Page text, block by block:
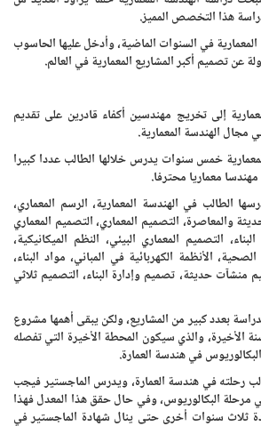
هذا التخصص المميز.
في السنوات الماضية، وأدخل عليها الحاسوب
تصميم أكبر المشاريع المعمارية في العالم.
إلى تخريج مهندسين أكفاء قادرين على تقديم
الهندسة المعمارية.
خمس سنوات يدرس خلالها الطالب عددا كبيرا
معماريا محترفا.
الطالب في الهندسة المعمارية، الرسم المعماري،
والمعاصرة، التصميم المعماري، التصميم المعماري
التصميم المعماري البيئي، النظم الميكانيكية،
الأنظمة الكهربائية في المباني، مواد البناء،
منشآت حديثة، تصميم وإدارة البناء، التصميم ثلاثي
بعدد كبير من المشاريع، ولكن يبقى أهمها مشروع
الأخيرة، والذي سيكون المحطة الأخيرة التي تفصله
في هندسة العمارة.
رحلته في هندسة العمارة، ويدرس الماجستير فيجب
مرحلة البكالوريوس، وفي حال حقق هذا المعدل فهذا
ثلاث سنوات أخرى حتى ينال شهادة الماجستير في